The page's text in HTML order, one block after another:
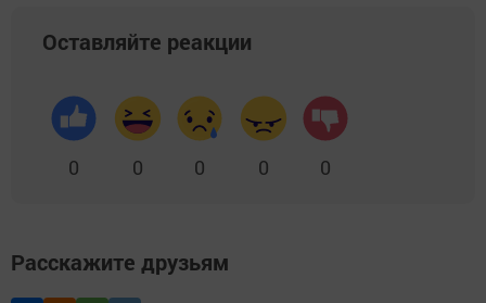
Оставляйте реакции
0 0 0 0 0
Расскажите друзьям